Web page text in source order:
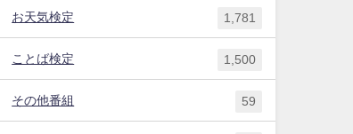
お天気検定 1,781
ことば検定 1,500
その他番組 59